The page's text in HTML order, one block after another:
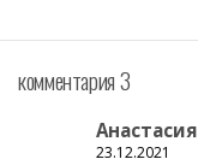
комментария 3
Анастасия
23.12.2021